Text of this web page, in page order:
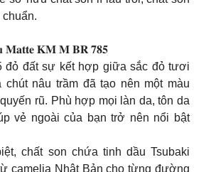
𝐌𝐚𝐭𝐭𝐞 𝐊𝐌 𝐌 𝐁𝐑 𝟕𝟖𝟓
đỏ đất sự kết hợp giữa sắc đỏ tươi
chút nâu trầm đã tạo nên một màu
rũ. Phù hợp mọi làn da, tôn da
vẻ ngoài của bạn trở nên nổi bật
chất son chứa tinh dầu Tsubaki
​​camelia Nhật Bản cho từng đường